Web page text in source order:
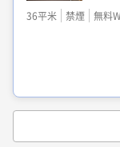
36平米 禁煙 無料
クラ